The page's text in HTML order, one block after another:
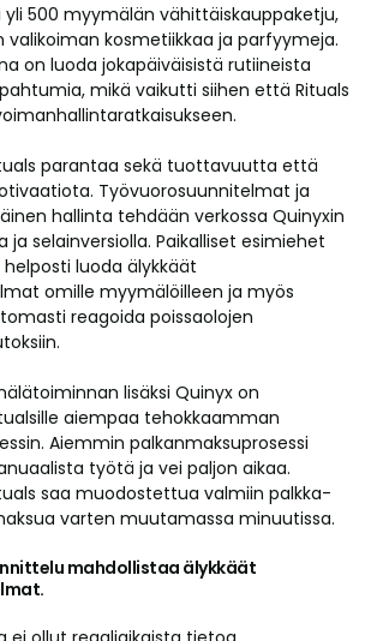
yli 500 myymälän vähittäiskauppaketju,
valikoiman kosmetiikkaa ja parfyymeja.
on luoda jokapäiväisistä rutiineista
mikä vaikutti siihen että Rituals
parantaa sekä tuottavuutta että
Työvuorosuunnitelmat ja
hallinta tehdään verkossa Quinyxin
ja selainversiolla. Paikalliset esimiehet
luoda älykkäät
omille myymälöilleen ja myös
reagoida poissaolojen
lisäksi Quinyx on
aiempaa tehokkaamman
Aiemmin palkanmaksuprosessi
työtä ja vei paljon aikaa.
saa muodostettua valmiin palkka-
varten muutamassa minuutissa.
mahdollistaa älykkäät